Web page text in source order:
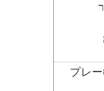
גמישות בכלים והתאמה לחבילות סプレー